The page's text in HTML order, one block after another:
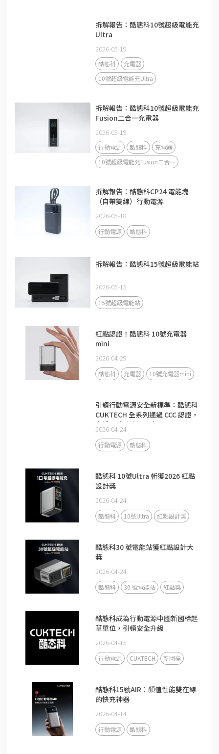
拆解報告：酷態科10號超級電能充
Ultra
2026-05-19
酷態科
充電器
10號超級電能充Ultra
拆解報告：酷態科10號超級電能充
Fusion二合一充電器
2026-05-19
行動電源 酷態科
充電器
10號超級電能充Fusion二合一
拆解報告：酷態科CP24 電能塊
（自帶雙線）行動電源
2026-05-18
行動電源 酷態科
拆解報告：酷態科15號超級電能站
2026-05-15
15號超級電能站
紅點認證！酷態科 10號充電器
mini
2026-04-29
酷態科 充電器 10號充電器mini
引領行動電源安全新標準：酷態科
CUKTECH 全系列通過 CCC 認證，
守護全球跨境通關安全
2026-04-24
行動電源 酷態科
酷態科 10號Ultra 斬獲2026 紅點
設計獎
2026-04-24
酷態科 10號Ultra 紅點設計獎
酷態科30 號電能站獲紅點設計大
獎
2026-04-24
酷態科 30 號電能站 紅點獎
酷態科成為行動電源中國新國標起
草單位，引領安全升級
2026-04-15
行動電源 CUKTECH 新國標
酷態科15號AIR：顏值性能雙在線
的快充神器
2026-04-14
行動電源 酷態科